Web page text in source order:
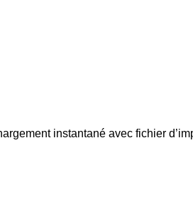
instantané avec fichier